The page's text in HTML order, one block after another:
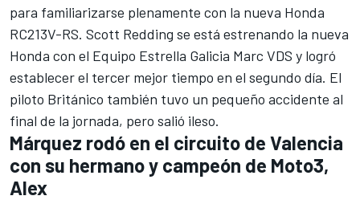
para familiarizarse plenamente con la nueva Honda
RC213V-RS. Scott Redding se está estrenando la nueva
Honda con el Equipo Estrella Galicia Marc VDS y logró
establecer el tercer mejor tiempo en el segundo día. El
piloto Británico también tuvo un pequeño accidente al
final de la jornada, pero salió ileso.
Márquez rodó en el circuito de Valencia
con su hermano y campeón de Moto3,
Alex